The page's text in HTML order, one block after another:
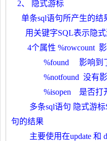
2、 隐式游标
单条sql语句所产生的结
用关键字SQL表示隐式
4个属性 %rowcount 影
%found 影响到了
%notfound 没有影
%isopen 是否打开
多条sql语句 隐式游标
句的结果
主要使用在update 和